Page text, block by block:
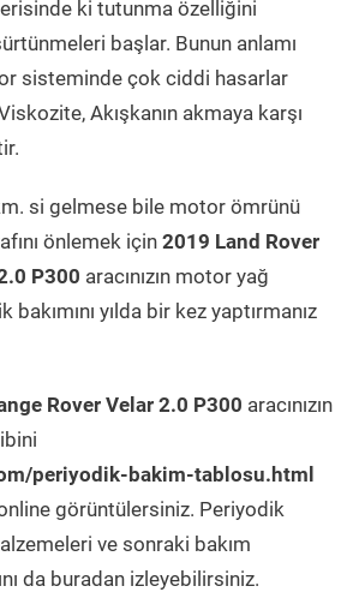
ki tutunma özelliğini
başlar. Bunun anlamı
sisteminde çok ciddi hasarlar
Akışkanın akmaya karşı
si gelmese bile motor ömrünü
önlemek için 2019 Land Rover
P300 aracınızın motor yağ
yılda bir kez yaptırmanız
Rover Velar 2.0 P300 aracınızın
periyodik-bakim-tablosu.html
görüntülersiniz. Periyodik
ve sonraki bakım
da buradan izleyebilirsiniz.